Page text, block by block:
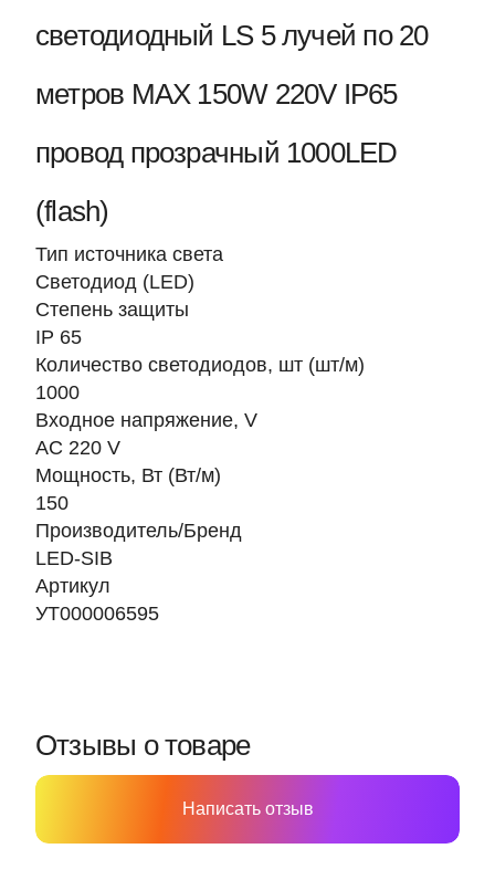
светодиодный LS 5 лучей по 20
метров MAX 150W 220V IP65
провод прозрачный 1000LED
(flash)
Тип источника света
Светодиод (LED)
Степень защиты
IP 65
Количество светодиодов, шт (шт/м)
1000
Входное напряжение, V
AC 220 V
Мощность, Вт (Вт/м)
150
Производитель/Бренд
LED-SIB
Артикул
УТ000006595
Отзывы о товаре
Написать отзыв